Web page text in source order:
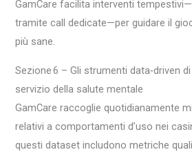
GamCare facilita interventi
tramite call dedicate—per guidare il
più sane.
Sezione 6 – Gli strumenti data‑driven
servizio della salute mentale
GamCare raccoglie quotidianamente
relativi a comportamenti d’uso nei
questi dataset includono metriche